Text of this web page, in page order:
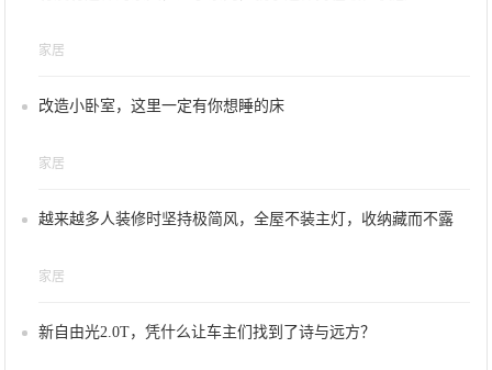
家居
改造小卧室，这里一定有你想睡的床
家居
越来越多人装修时坚持极简风，全屋不装主灯，收纳藏而不露
家居
新自由光2.0T，凭什么让车主们找到了诗与远方？